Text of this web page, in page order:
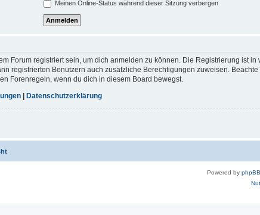
Meinen Online-Status während dieser Sitzung verbergen
Forum registriert sein, um dich anmelden zu können. Die Registrierung ist
registrierten Benutzern auch zusätzliche Berechtigungen zuweisen.
Forenregeln, wenn du dich in diesem Board bewegst.
Datenschutzerklärung
Powered by phpBB